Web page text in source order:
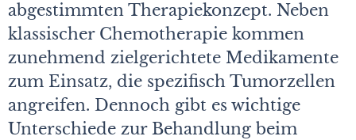
abgestimmten Therapiekonzept. Neben
klassischer Chemotherapie kommen
zunehmend zielgerichtete Medikamente
zum Einsatz, die spezifisch Tumorzellen
angreifen. Dennoch gibt es wichtige
Unterschiede zur Behandlung beim